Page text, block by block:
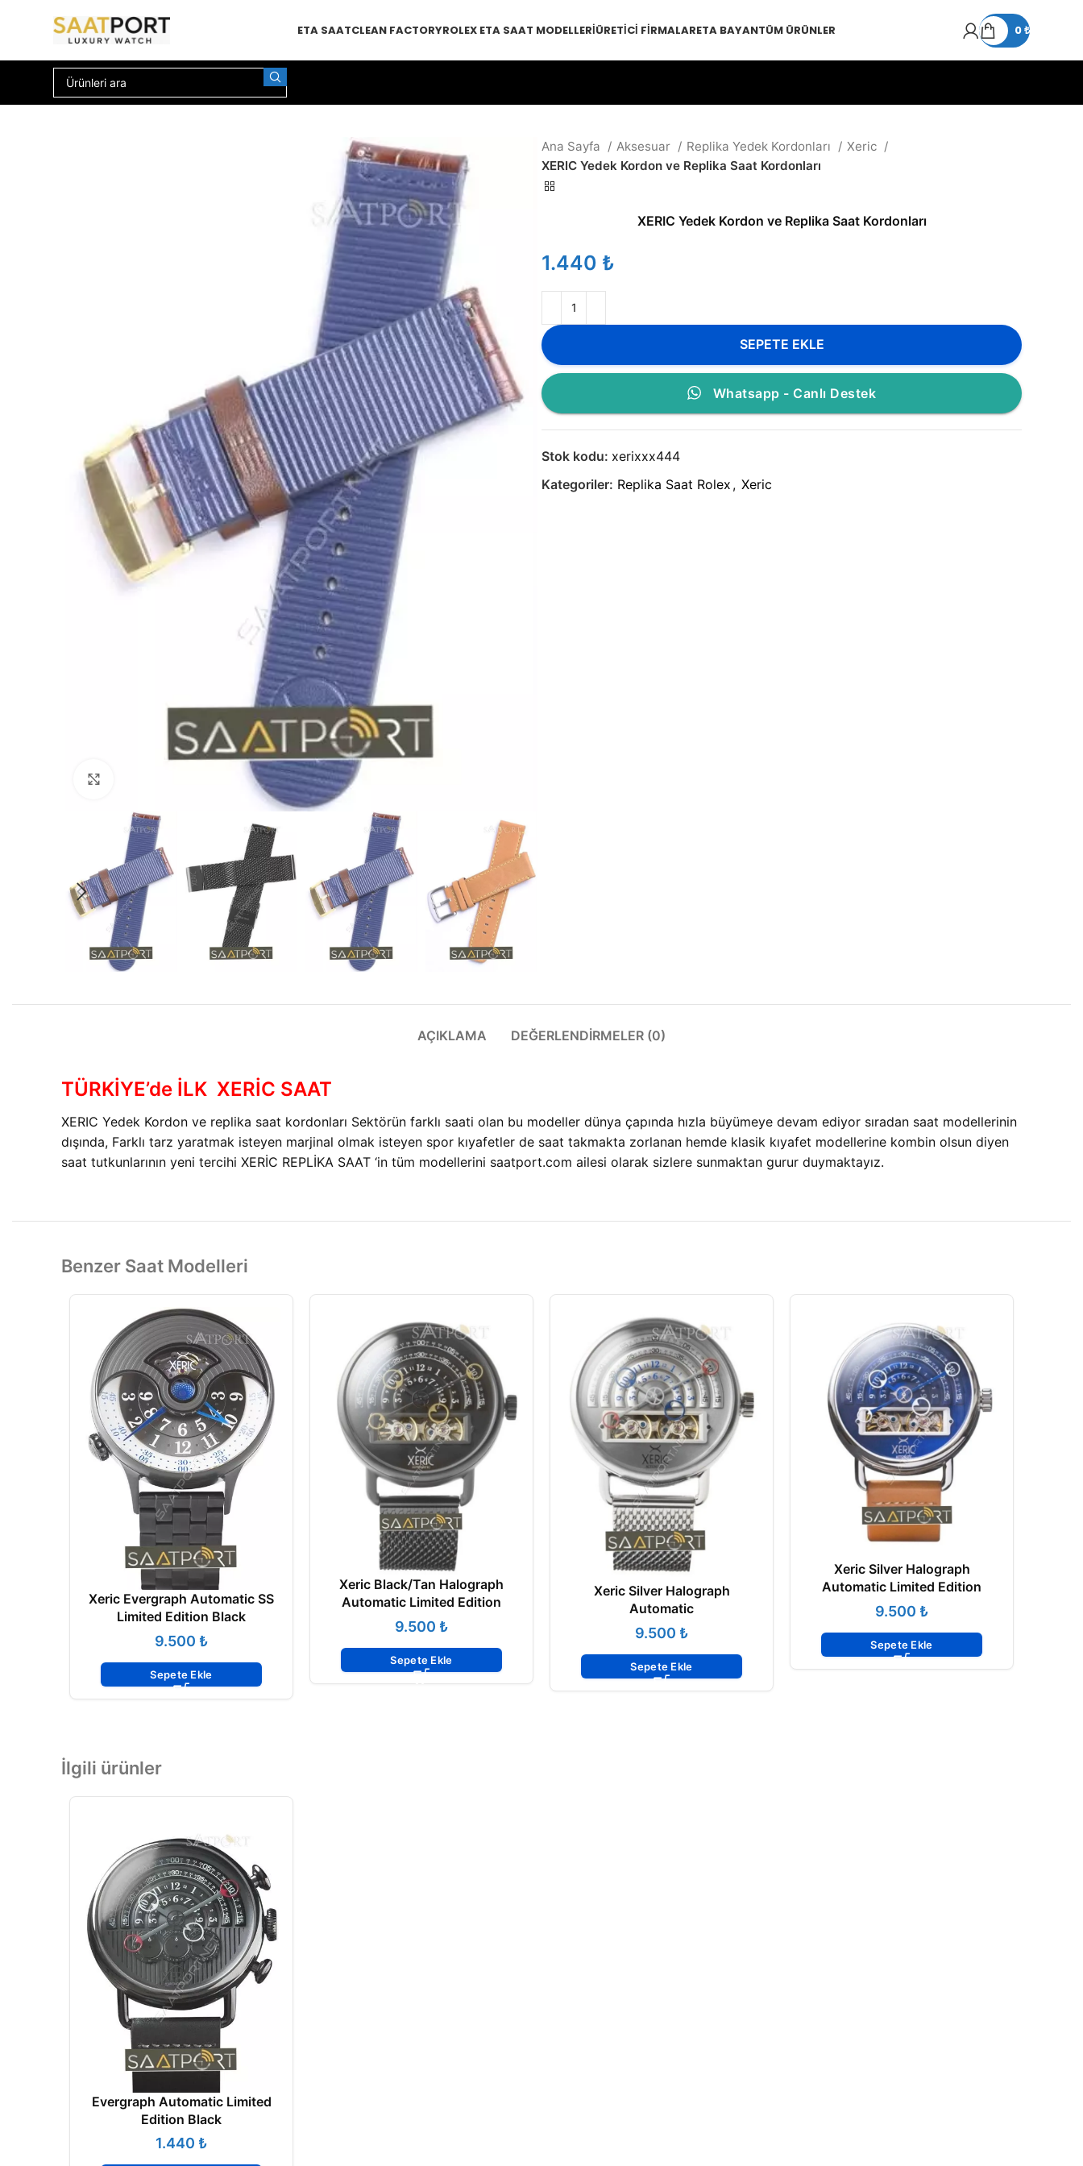
ETA SAATCLEAN FACTORYROLEX ETA SAAT MODELLERIÜRETICI FIRMALARETA BAYANTÜM ÜRÜNLER 0₺
Ana Sayfa Aksesuar Replika Yedek Kordonları
Xeric
XERIC Yedek Kordon ve Replika Saat Kordonları
XERIC Yedek Kordon ve Replika Saat Kordonları
₺
SEPETE EKLE
Whatsapp - Canlı Destek
Stok kodu: xerixxx444
Kategoriler: Replika Saat Rolex , Xeric
AÇIKLAMA DEĞERLENDIRMELER (0)
TÜRKİYE’de İLK XERİC SAAT
XERIC Yedek Kordon ve replika saat kordonları Sektörün farklı saati olan bu modeller dünya çapında hızla büyümeye devam ediyor sıradan saat modellerinin
dışında, Farklı tarz yaratmak isteyen marjinal olmak isteyen spor kıyafetler de saat takmakta zorlanan hemde klasik kıyafet modellerine kombin olsun diyen
saat tutkunlarının yeni tercihi XERİC REPLİKA SAAT ‘in tüm modellerini saatport.com ailesi olarak sizlere sunmaktan gurur duymaktayız.
Benzer Saat Modelleri
Xeric Evergraph Automatic SS
Limited Edition Black
₺
Sepete Ekle
Xeric Black/Tan Halograph
Automatic Limited Edition
₺
Sepete Ekle
Xeric Silver Halograph
Automatic
₺
Sepete Ekle
Xeric Silver Halograph
Automatic Limited Edition
₺
Sepete Ekle
İlgili ürünler
Evergraph Automatic Limited
Edition Black
₺